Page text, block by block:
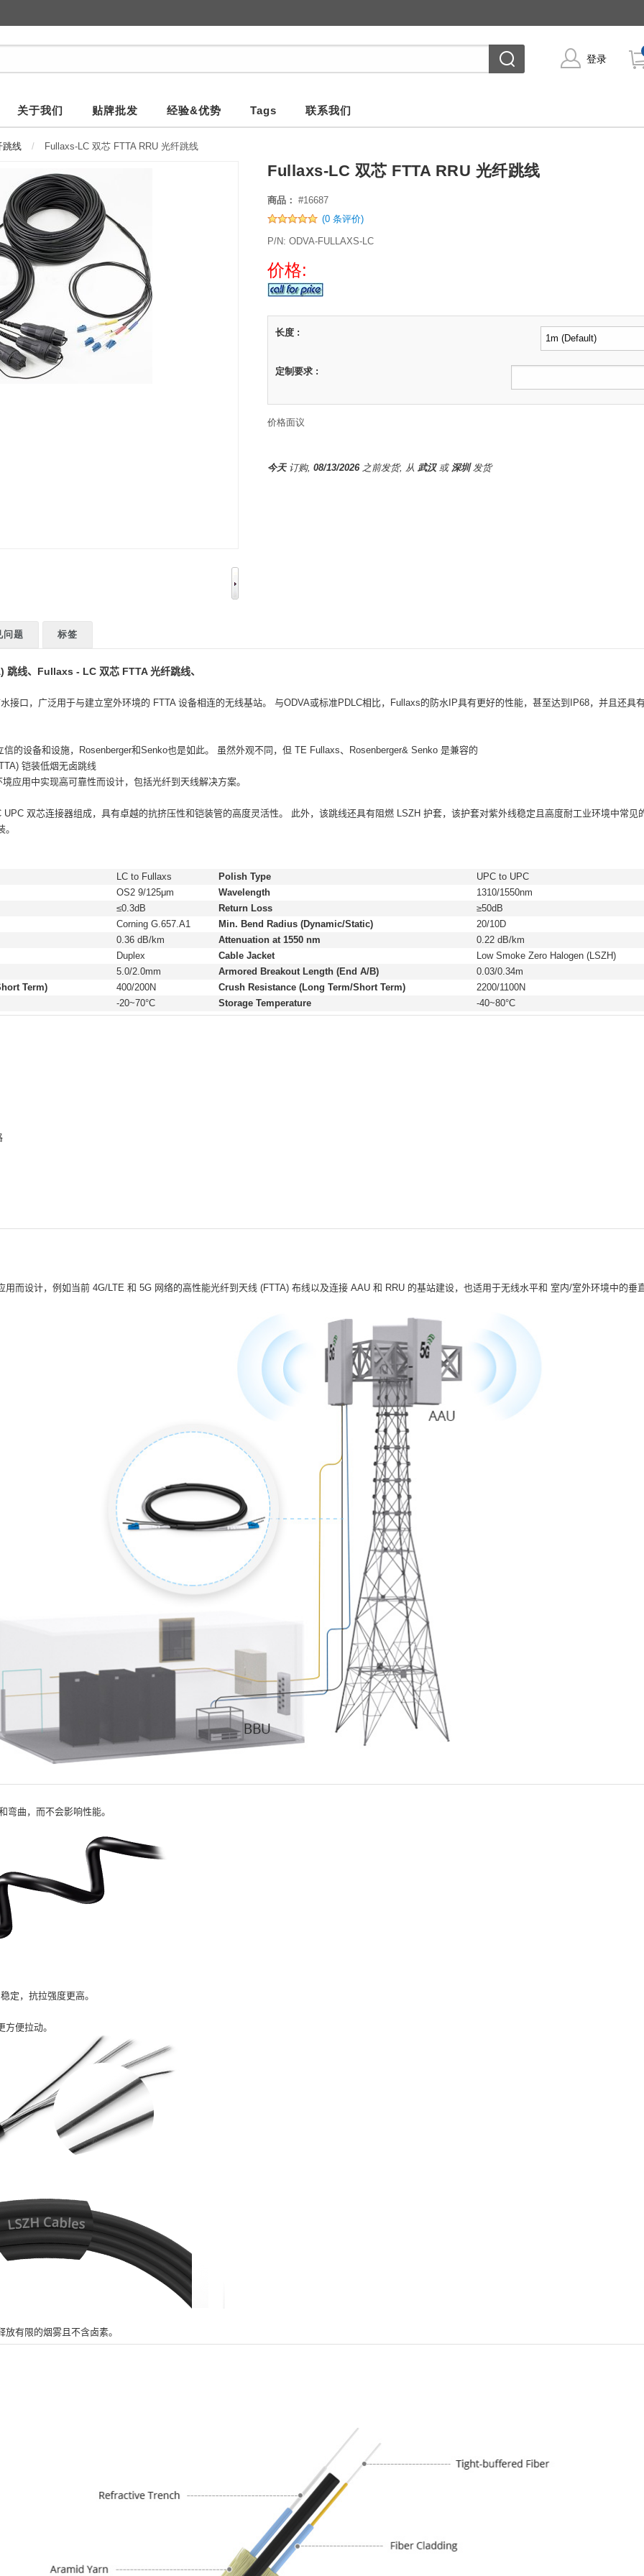
登录
关于我们 贴牌批发 经验&优势 Tags 联系我们
跳线 Fullaxs-LC 双芯 FTTA RRU 光纤跳线
Fullaxs-LC 双芯 FTTA RRU 光纤跳线
商品： #16687
(0 条评价)
P/N: ODVA-FULLAXS-LC
价格:
长度 :
定制要求 :
价格面议
今天订购, 08/13/2026之前发货, 从 武汉或 深圳发货
问题 标签
跳线、Fullaxs - LC 双芯 FTTA 光纤跳线、
接口，广泛用于与建立室外环境的 FTTA 设备相连的无线基站。 与ODVA或标准PDLC相比，Fullaxs的防水IP具有更好的性能，甚至达到IP68，并且还具
的设备和设施，Rosenberger和Senko也是如此。
虽然外观不同，但 TE Fullaxs、Rosenberger& Senko 是兼容的
铠装低烟无卤跳线
应用中实现高可靠性而设计，包括光纤到天线解决方案。
双芯连接器组成，具有卓越的抗挤压性和铠装管的高度灵活性。
此外，该跳线还具有阻燃 LSZH 护套，该护套对紫外线稳定且高度耐工业环境中常见
LC to Fullaxs Polish Type
UPC to UPC
OS2 9/125μm
Wavelength
1310/1550nm
≤0.3dB
Return Loss
≥50dB
Corning G.657.A1
Min. Bend Radius (Dynamic/Static)
20/10D
0.36 dB/km
Attenuation at 1550 nm
0.22 dB/km
Duplex
Cable Jacket
Low Smoke Zero Halogen (LSZH)
5.0/2.0mm
Armored Breakout Length (End A/B)
0.03/0.34m
Term)
400/200N Crush Resistance (Long Term/Short Term)
2200/1100N
-20~70°C
Storage Temperature -40~80°C
用而设计，例如当前 4G/LTE 和 5G 网络的高性能光纤到天线 (FTTA) 布线以及连接 AAU 和 RRU 的基站建设，也适用于无线水平和 室内/室外环境中的垂
弯曲，而不会影响性能。
定，抗拉强度更高。
便拉动。
有限的烟雾且不含卤素。